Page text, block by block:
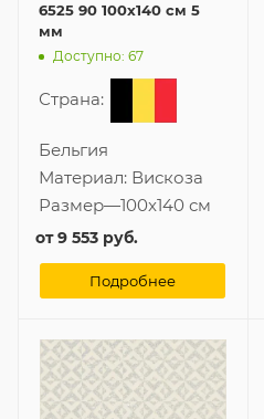
6525 90 100x140 см 5
мм
Доступно: 67
Страна:
Бельгия
Материал: Вискоза
Размер—100x140 см
от9 553 руб.
Подробнее